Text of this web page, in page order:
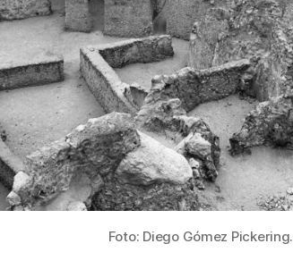
Foto: Diego Gómez Pickering.